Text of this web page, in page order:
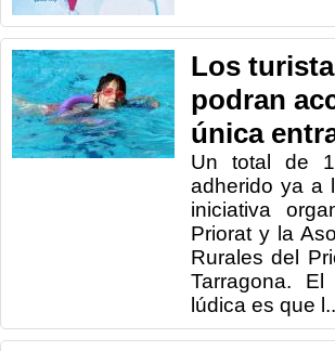
Los
podran
única
Un total de
adherido ya a
iniciativa
Priorat y la
Rurales del
Tarragona.
lúdica es que